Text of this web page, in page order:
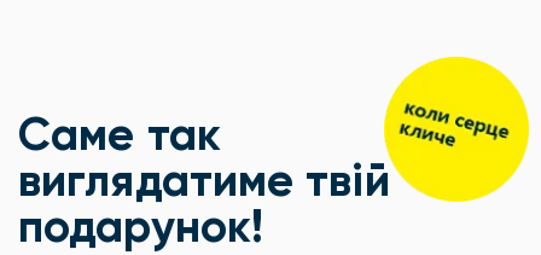
Саме так
виглядатиме твій
подарунок!